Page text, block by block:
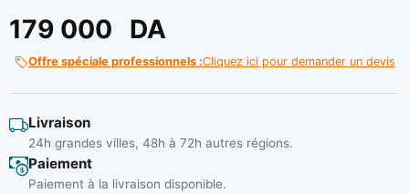
179 000 DA
Offre spéciale professionnels :Cliquez ici pour demander un devis
Livraison
24h grandes villes, 48h à 72h autres régions.
Paiement
Paiement à la livraison disponible.